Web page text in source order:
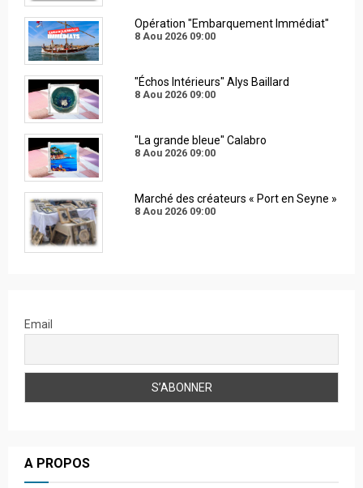
Opération "Embarquement Immédiat"
8 Aou 2026 09:00
"Échos Intérieurs" Alys Baillard
8 Aou 2026 09:00
"La grande bleue" Calabro
8 Aou 2026 09:00
Marché des créateurs « Port en Seyne »
8 Aou 2026 09:00
Email
A PROPOS